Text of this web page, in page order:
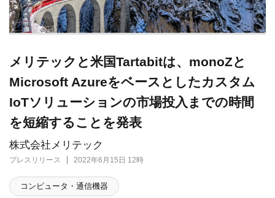
株式会社メリテック
プレスリリース 2022年6月15日 12時
メリテックと米国Tartabitは、monoZと
Microsoft Azureをベースとしたカスタム
IoTソリューションの市場投入までの時間
を短縮することを発表
コンピュータ・通信機器